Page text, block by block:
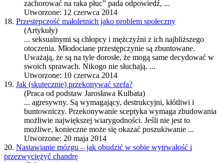
zachorować na raka płuc” pada odpowiedź, ...
Utworzone: 12 czerwca 2014
18. Przestępczość małoletnich jako problem społeczny
(Artykuły)
... seksualnymi są chłopcy i mężczyźni z ich najbliższego
otoczenia. Młodociane przestępczynie są zbuntowane.
Uważają, że są na tyle dorosłe, że mogą same decydować w
swoich sprawach. Nikogo nie słuchają. ...
Utworzone: 10 czerwca 2014
19. Jak (skutecznie) przekonywać szefa?
(Praca od podstaw Jarosława Kulbata)
... agresywny. Są wymagający, destrukcyjni, kłótliwi i
buntowniczy. Przekonywanie sceptyka wymaga zbudowania
możliwie największej wiarygodności. Jeśli nie jest to
możliwe, konieczne może się okazać poszukiwanie ...
Utworzone: 20 maja 2014
20. Nastawianie mózgu – jak obudzić w sobie wytrwałość i
przezwyciężyć chandrę